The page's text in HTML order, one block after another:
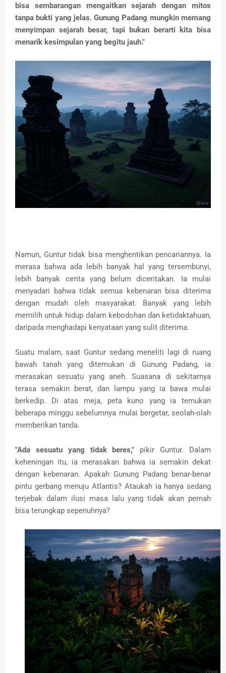
bisa sembarangan mengaitkan sejarah dengan mitos
tanpa bukti yang jelas. Gunung Padang mungkin memang
menyimpan sejarah besar, tapi bukan berarti kita bisa
menarik kesimpulan yang begitu jauh."
Namun, Guntur tidak bisa menghentikan pencariannya. Ia
merasa bahwa ada lebih banyak hal yang tersembunyi,
lebih banyak cerita yang belum diceritakan. Ia mulai
menyadari bahwa tidak semua kebenaran bisa diterima
dengan mudah oleh masyarakat. Banyak yang lebih
memilih untuk hidup dalam kebodohan dan ketidaktahuan,
daripada menghadapi kenyataan yang sulit diterima.
Suatu malam, saat Guntur sedang meneliti lagi di ruang
bawah tanah yang ditemukan di Gunung Padang, ia
merasakan sesuatu yang aneh. Suasana di sekitarnya
terasa semakin berat, dan lampu yang ia bawa mulai
berkedip. Di atas meja, peta kuno yang ia temukan
beberapa minggu sebelumnya mulai bergetar, seolah-olah
memberikan tanda.
"Ada sesuatu yang tidak beres," pikir Guntur. Dalam
keheningan itu, ia merasakan bahwa ia semakin dekat
dengan kebenaran. Apakah Gunung Padang benar-benar
pintu gerbang menuju Atlantis? Ataukah ia hanya sedang
terjebak dalam ilusi masa lalu yang tidak akan pernah
bisa terungkap sepenuhnya?